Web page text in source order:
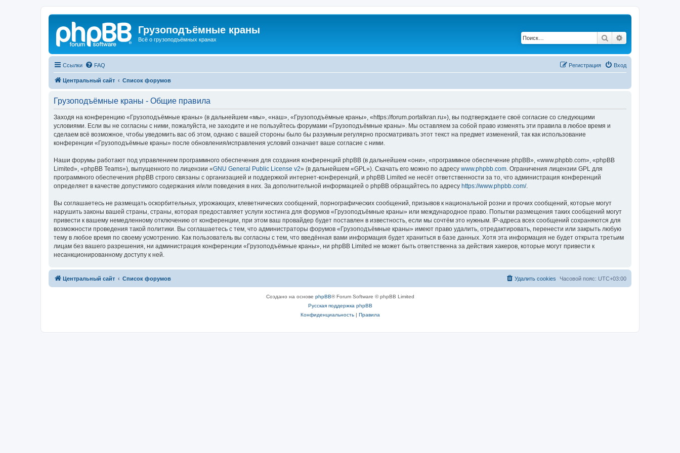
Грузоподъёмные краны
Всё о грузоподъёмных кранах Поиск
Ссылки FAQ Вход
Регистрация
Центральный сайт Список форумов
Грузоподъёмные краны - Общие правила
Заходя на конференцию «Грузоподъёмные краны» (в дальнейшем «мы», «наш», «Грузоподъёмные краны», «https://forum.portalkran.ru»), вы подтверждаете своё согласие со следующими
условиями. Если вы не согласны с ними, пожалуйста, не заходите и не пользуйтесь форумами «Грузоподъёмные краны». Мы оставляем за собой право изменять эти правила в любое время и
сделаем всё возможное, чтобы уведомить вас об этом, однако с вашей стороны было бы разумным регулярно просматривать этот текст на предмет изменений, так как использование
конференции «Грузоподъёмные краны» после обновления/исправления условий означает ваше согласие с ними.
Наши форумы работают под управлением программного обеспечения для создания конференций phpBB (в дальнейшем «они», «программное обеспечение phpBB», «www.phpbb.com», «phpBB
Limited», «phpBB Teams»), выпущенного по лицензии «GNU General Public License v2» (в дальнейшем «GPL»). Скачать его можно по адресу www.phpbb.com . Ограничения лицензии GPL для
программного обеспечения phpBB строго связаны с организацией и поддержкой интернет-конференций, и phpBB Limited не несёт ответственности за то, что администрация конференций
определяет в качестве допустимого содержания и/или поведения в них. За дополнительной информацией о phpBB обращайтесь по адресу https://www.phpbb.com/.
Вы соглашаетесь не размещать оскорбительных, угрожающих, клеветнических сообщений, порнографических сообщений, призывов к национальной розни и прочих сообщений, которые могут
нарушить законы вашей страны, страны, которая предоставляет услуги хостинга для форумов «Грузоподъёмные краны» или международное право. Попытки размещения таких сообщений могут
привести к вашему немедленному отключению от конференции, при этом ваш провайдер будет поставлен в известность, если мы сочтём это нужным. IP-адреса всех сообщений сохраняются для
возможности проведения такой политики. Вы соглашаетесь с тем, что администраторы форумов «Грузоподъёмные краны» имеют право удалить, отредактировать, перенести или закрыть любую
тему в любое время по своему усмотрению. Как пользователь вы согласны с тем, что введённая вами информация будет храниться в базе данных. Хотя эта информация не будет открыта третьим
лицам без вашего разрешения, ни администрация конференции «Грузоподъёмные краны», ни phpBB Limited не может быть ответственна за действия хакеров, которые могут привести к
несанкционированному доступу к ней.
Центральный сайт Список форумов Часовой пояс: UTC+03:00
Удалить cookies
Создано на основе phpBB® Forum Software © phpBB Limited
Русская поддержка phpBB
Конфиденциальность| Правила